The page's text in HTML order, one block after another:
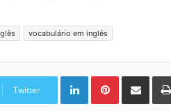
vocabulário em inglês
Twitter
LinkedinPinterest
Compartilhar via e-mail